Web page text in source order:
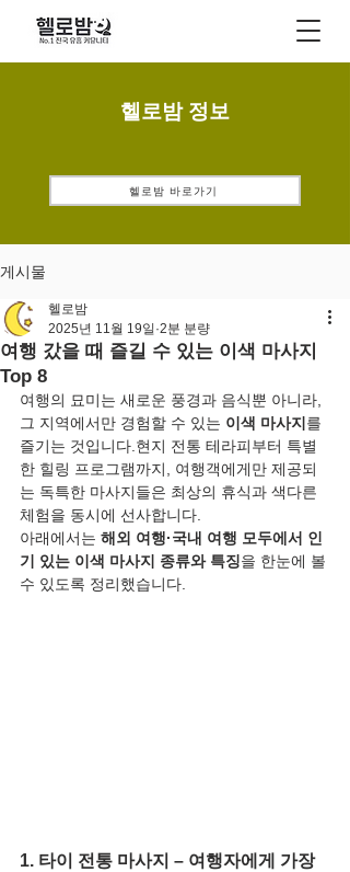
헬로밤 정보
헬로밤 바로가기
게시물
여행 갔을 때 즐길 수 있는 이색 마사지
Top 8
헬로밤
2025년 11월 19일 2분 분량
여행의 묘미는 새로운 풍경과 음식뿐 아니라,
그 지역에서만 경험할 수 있는 이색 마사지 를
즐기는 것입니다.현지 전통 테라피부터 특별
한 힐링 프로그램까지, 여행객에게만 제공되
는 독특한 마사지들은 최상의 휴식과 색다른
체험을 동시에 선사합니다.
아래에서는 해외 여행·국내 여행 모두에서 인
기 있는 이색 마사지 종류와 특징을 한눈에 볼
수 있도록 정리했습니다.
1. 타이 전통 마사지 – 여행자에게 가장